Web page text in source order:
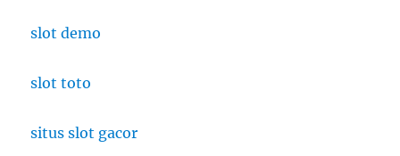
slot demo
slot toto
situs slot gacor